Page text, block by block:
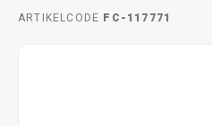
ARTIKELCODE FC-117771